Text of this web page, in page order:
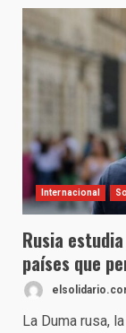
Internacional
Rusia
países que
La Duma rusa,